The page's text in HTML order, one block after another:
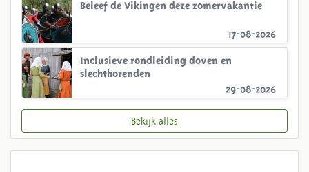
17-08-2026
Beleef de Vikingen deze zomervakantie
29-08-2026
Inclusieve rondleiding doven en
slechthorenden
Bekijk alles